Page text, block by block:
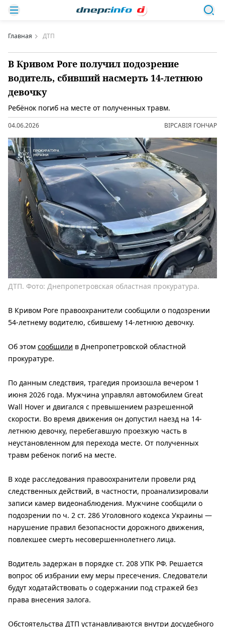
Главная ДТП
В Кривом Роге получил подозрение
водитель, сбивший насмерть 14-летнюю
девочку
Ребёнок погиб на месте от полученных травм.
04.06.2026 ВІРСАВІЯ ГОНЧАР
ДТП. Фото: Днепропетровская областная прокуратура.
В Кривом Роге правоохранители сообщили о подозрении
54-летнему водителю, сбившему 14-летнюю девочку.
Об этом сообщили в Днепропетровской областной
прокуратуре.
По данным следствия, трагедия произошла вечером 1
июня 2026 года. Мужчина управлял автомобилем Great
Wall Hover и двигался с превышением разрешенной
скорости. Во время движения он допустил наезд на 14-
летнюю девочку, перебегавшую проезжую часть в
неустановленном для перехода месте. От полученных
травм ребенок погиб на месте.
В ходе расследования правоохранители провели ряд
следственных действий, в частности, проанализировали
записи камер видеонаблюдения. Мужчине сообщили о
подозрении по ч. 2 ст. 286 Уголовного кодекса Украины —
нарушение правил безопасности дорожного движения,
повлекшее смерть несовершеннолетнего лица.
Водитель задержан в порядке ст. 208 УПК РФ. Решается
вопрос об избрании ему меры пресечения. Следователи
будут ходатайствовать о содержании под стражей без
права внесения залога.
Обстоятельства ДТП устанавливаются внутри досудебного